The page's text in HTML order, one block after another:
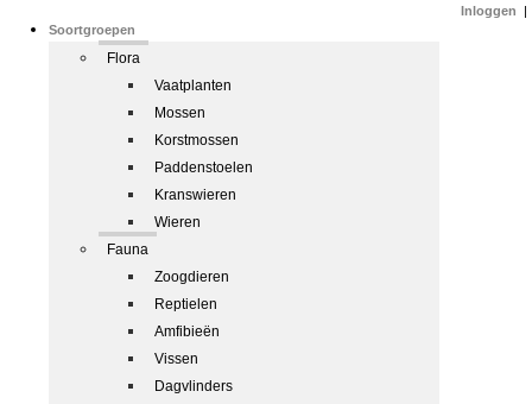
Soortgroepen
Flora
Vaatplanten
Mossen
Korstmossen
Paddenstoelen
Kranswieren
Wieren
Fauna
Zoogdieren
Reptielen
Amfibieën
Vissen
Dagvlinders
Inloggen |